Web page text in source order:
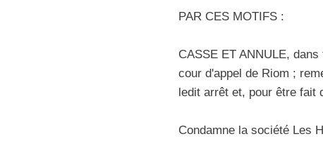
PAR CES MOTIFS :
CASSE ET ANNULE,
cour d'appel de Riom ;
ledit arrêt et, pour être fait
Condamne la société Les